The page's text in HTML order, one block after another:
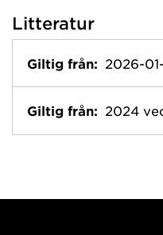
Litteratur
Giltig från: 2026-
Giltig från: 2024